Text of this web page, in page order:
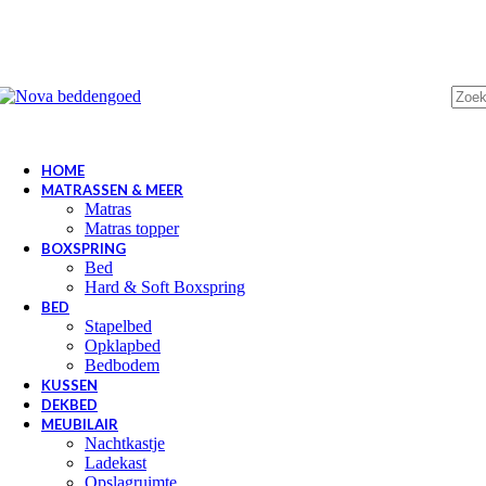
HOME
MATRASSEN & MEER
Matras
Matras topper
BOXSPRING
Bed
Hard & Soft Boxspring
BED
Stapelbed
Opklapbed
Bedbodem
KUSSEN
DEKBED
MEUBILAIR
Nachtkastje
Ladekast